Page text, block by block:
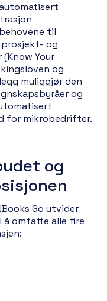
til
prosjekt- og
Your
og
muliggjør den
og
for mikrobedrifter.
og
Go utvider
omfatte alle fire